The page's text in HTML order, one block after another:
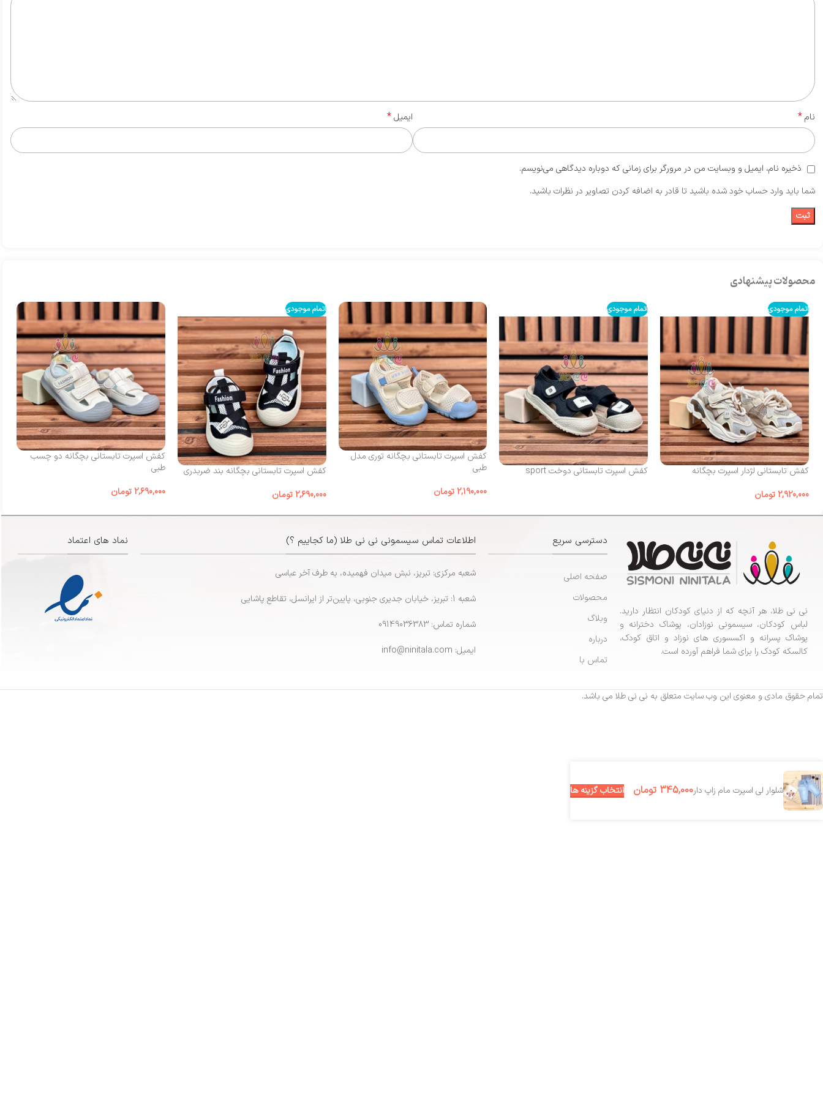
نام* ایمیل*
ذخیره نام، ایمیل و وبسایت من در مرورگر برای زمانی که دوباره دیدگاهی می‌نویسم.
شما باید وارد حساب خود شده باشید تا قادر به اضافه کردن تصاویر در نظرات باشید.
محصولات پیشنهادی
اتمام موجودی
کفش تابستانی لژدار اسپرت بچگانه
2,920,000 تومان
اتمام موجودی
کفش اسپرت تابستانی دوخت sport
کفش اسپرت تابستانی بچگانه توری مدل
طبی
2,190,000 تومان
اتمام موجودی
کفش اسپرت تابستانی بچگانه بند ضربدری
2,690,000 تومان
کفش اسپرت تابستانی بچگانه دو چسب
طبی
2,690,000 تومان
نی نی طلا، هر آنچه که از دنیای کودکان انتظار دارید.
لباس کودکان، سیسمونی نوزادان، پوشاک دخترانه و
پوشاک پسرانه و اکسسوری های نوزاد و اتاق کودک،
کالسکه کودک را برای شما فراهم آورده است.
دسترسی سریع
صفحه اصلی
محصولات
وبلاگ
درباره
تماس با
اطلاعات تماس سیسمونی نی نی طلا (ما کجاییم ؟)
شعبه مرکزی: تبریز، نبش میدان فهمیده، به طرف آخر عباسی
شعبه 1: تبریز، خیابان جدیری جنوبی، پایین‌تر از ایرانسل، تقاطع پاشایی
شماره تماس: 09149036383
ایمیل: info@ninitala.com
نماد های اعتماد
تمام حقوق مادی و معنوی این وب سایت متعلق به نی نی طلا می باشد.
شلوار لی اسپرت مام زاپ دار345,000 تومان انتخاب گزینه ها